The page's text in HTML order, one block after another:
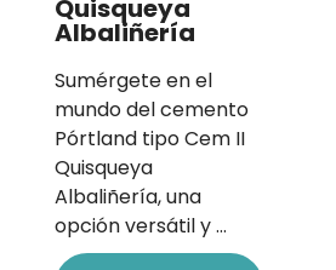
Quisqueya
Albaliñería
Sumérgete en el
mundo del cemento
Pórtland tipo Cem II
Quisqueya
Albaliñería, una
opción versátil y …